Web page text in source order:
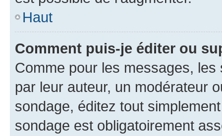
Haut
Comment puis-je éditer ou
Comme pour les messages,
par leur auteur, un modérateur
sondage, éditez tout
sondage est obligatoirement